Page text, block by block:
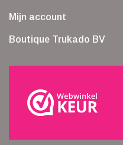
Mijn account
Boutique Trukado BV